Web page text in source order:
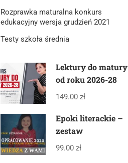
Rozprawka maturalna konkurs
edukacyjny wersja grudzień 2021
Testy szkoła średnia
Lektury do matury
od roku 2026-28
149.00 zł
Epoki literackie –
zestaw
99.00 zł